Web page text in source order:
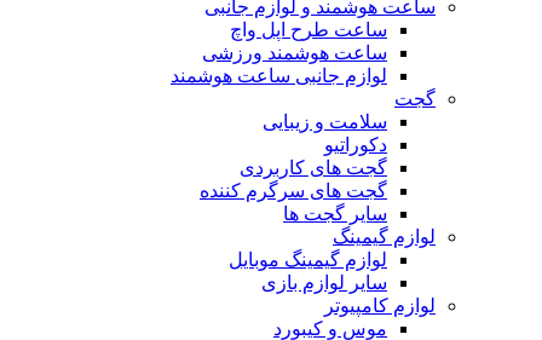
ساعت هوشمند و لوازم جانبی
ساعت طرح اپل واچ
ساعت هوشمند ورزشی
لوازم جانبی ساعت هوشمند
گجت
سلامت و زیبایی
دکوراتیو
گجت های کاربردی
گجت های سرگرم کننده
سایر گجت ها
لوازم گیمینگ
لوازم گیمینگ موبایل
سایر لوازم بازی
لوازم کامپیوتر
موس و کیبورد